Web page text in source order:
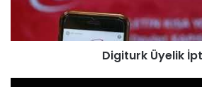
Digiturk Üyelik